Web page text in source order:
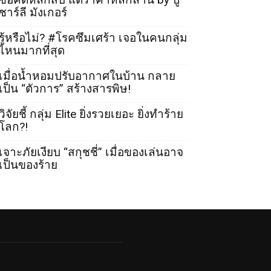
าร์ลี มังเกอร์
หรือไม่? #โรคซึมเศร้า เจอในคนกลุ่ม
หนมากที่สุด
มื่อน้ำหอมปรับอากาศในบ้าน กลาย
ป็น “ตัวการ” สร้างสารพิษ!
จัยชี้ กลุ่ม Elite ยิ่งรวยเยอะ ยิ่งทำร้าย
ลก?!
จาะภัยเงียบ “สกุชชี่” เมื่อของเล่นอาจ
ป็นของร้าย